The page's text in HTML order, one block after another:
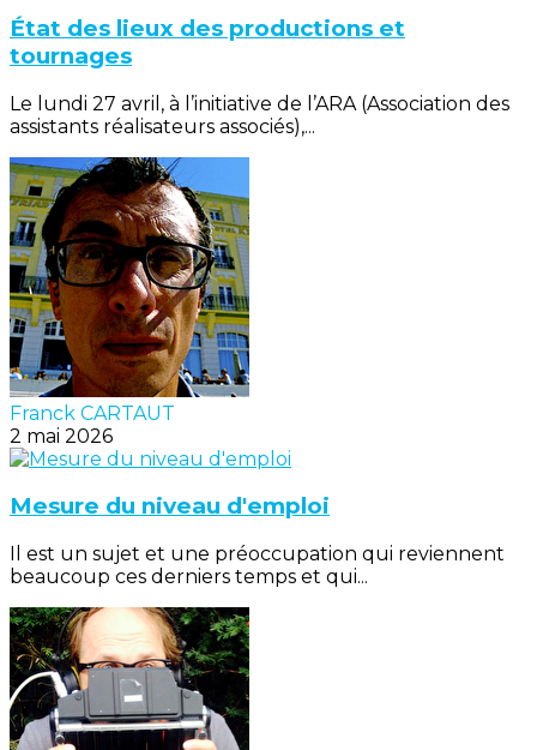
État des lieux des productions et
tournages
Le lundi 27 avril, à l’initiative de l’ARA (Association des
assistants réalisateurs associés),...
Franck CARTAUT
2 mai 2026
Mesure du niveau d'emploi
Il est un sujet et une préoccupation qui reviennent
beaucoup ces derniers temps et qui...